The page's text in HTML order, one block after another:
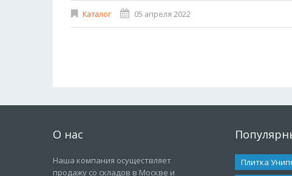
Каталог 05 апреля 2022
О нас
Наша компания осуществляет
продажу со складов в Москве и
Плитка